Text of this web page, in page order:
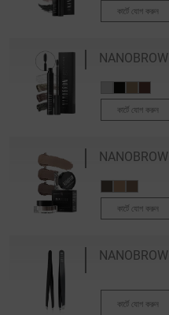
কার্টে যোগ করুন
NANOBROW
কার্টে যোগ করুন
NANOBROW
কার্টে যোগ করুন
NANOBROW
কার্টে যোগ করুন